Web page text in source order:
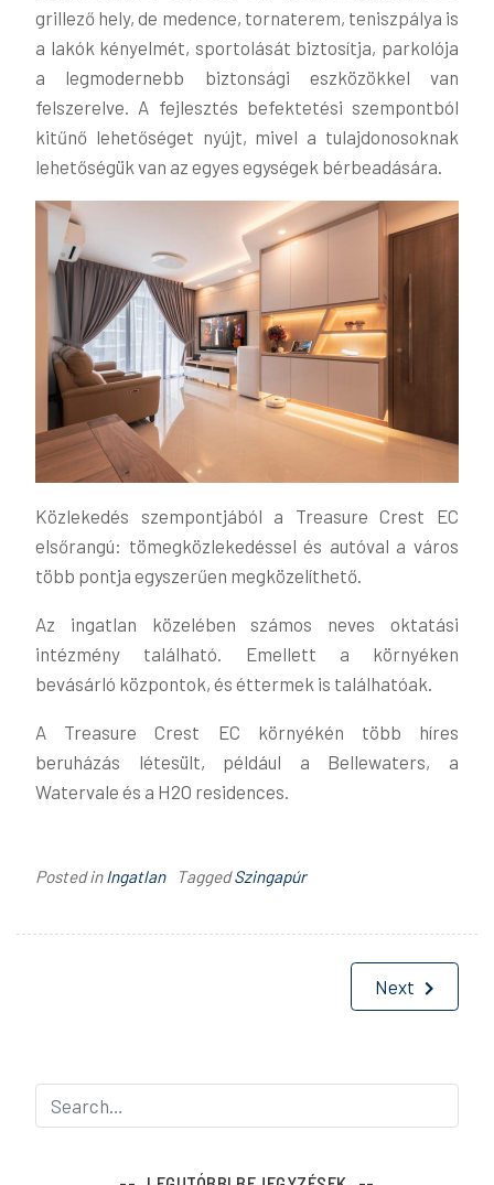
grillező hely, de medence, tornaterem, teniszpálya is
a lakók kényelmét, sportolását biztosítja, parkolója
a legmodernebb biztonsági eszközökkel van
felszerelve. A fejlesztés befektetési szempontból
kitűnő lehetőséget nyújt, mivel a tulajdonosoknak
lehetőségük van az egyes egységek bérbeadására.
Közlekedés szempontjából a Treasure Crest EC
elsőrangú: tömegközlekedéssel és autóval a város
több pontja egyszerűen megközelíthető.
Az ingatlan közelében számos neves oktatási
intézmény található. Emellett a környéken
bevásárló központok, és éttermek is találhatóak.
A Treasure Crest EC környékén több híres
beruházás létesült, például a Bellewaters, a
Watervale és a H2O residences.
Posted inIngatlan TaggedSzingapúr
Next